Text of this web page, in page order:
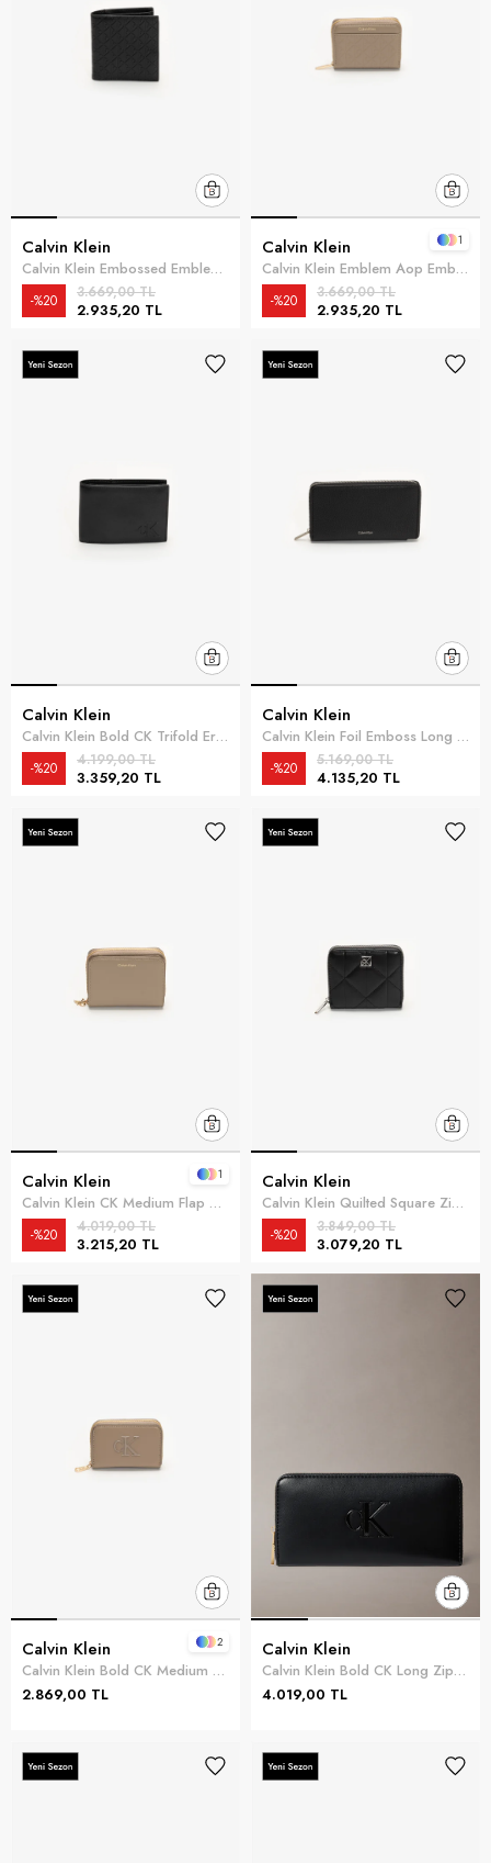
Calvin Klein
Calvin Klein Embossed Emblem N/S Slim Billfol Erkek Cüzdan Siyah
2.935,20 TL
3.669,00 TL
%20
Calvin Klein
Calvin Klein Emblem Aop Embossed Zip Around Kadın Cüzdan Kahverengi
2.935,20 TL
3.669,00 TL
%20
1
Calvin Klein
Calvin Klein Bold CK Trifold Erkek Cüzdan Siyah
3.359,20 TL
4.199,00 TL
%20
Calvin Klein
Calvin Klein Foil Emboss Long Zip Fold Erkek Cüzdan Siyah
4.135,20 TL
5.169,00 TL
%20
Calvin Klein
Calvin Klein CK Medium Flap Zip Around Kadın Cüzdan Kahverengi
3.215,20 TL
4.019,00 TL
%20
1 Calvin Klein
Calvin Klein Quilted Square Zip Around Kadın Cüzdan Siyah
3.079,20 TL
3.849,00 TL
%20
Calvin Klein
Calvin Klein Bold CK Medium Zip Around Kadın Cüzdan Kahverengi
2.869,00 TL
2 Calvin Klein
Calvin Klein Bold CK Long Zip Around Kadın Cüzdan Siyah
4.019,00 TL